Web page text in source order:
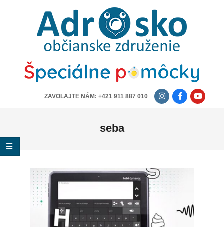
ADROSKO
OBČIANSKE
ZDRUŽENIE
ZAVOLAJTE NÁM: +421 911 887 010
seba